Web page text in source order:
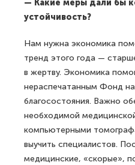
— Какие меры дали бы
устойчивость?
Нам нужна экономика
тренд этого года —
в жертву. Экономика
нераспечатанным Фонд
благосостояния. Важно
необходимой
компьютерными
выучить специалистов.
медицинские, «скорые»,